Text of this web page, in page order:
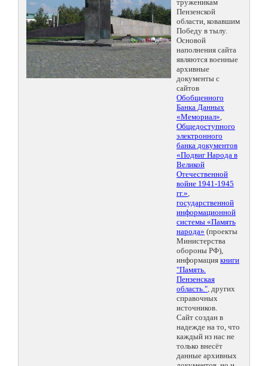
труженикам
Пензенской
области, ковавшим
Победу в тылу.
Основой
наполнения сайта
являются военные
архивные
документы с
сайтов
Обобщенного
Банка Данных
«Мемориал»,
Общедоступного
электронного
банка документов
«Подвиг Народа в
Великой
Отечественной
войне 1941-1945
гг.»,
государственной
информационной
системы «Память
народа» (проекты
Министерства
обороны РФ),
информация книги
"Память.
Пензенская
область.", других
справочных
источников.
Сайт создан в
надежде на то, что
каждый из нас не
только внесёт
данные архивных